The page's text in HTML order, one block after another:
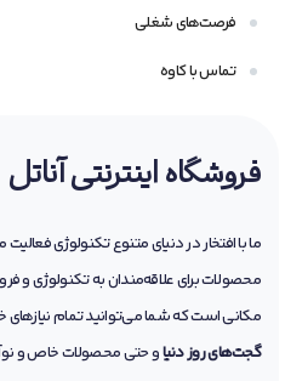
فرصت‌های شغلی
تماس با کاوه
فروشگاه اینترنتی آناتل
ما با افتخار در دنیای متنوع تکنولوژی
محصولات برای علاقه‌مندان به تکنولوژی و
مکانی است که شما می‌توانید تمام نیازهای
گجت‌های روز دنیاو حتی محصولات خاص و